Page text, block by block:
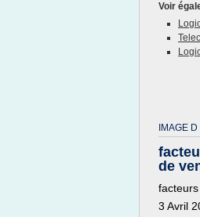
Voir
IMAGE
de
3 Avril